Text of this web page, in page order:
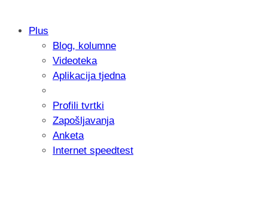
Samsung otkrio kako je nastajala
donijelo tanje i izdržljivije preklopne
Plus
Blog, kolumne
Videoteka
Aplikacija tjedna
Profili tvrtki
Zapošljavanja
Anketa
Internet speedtest